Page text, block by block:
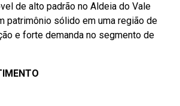
de alto padrão no Aldeia do Vale
patrimônio sólido em uma região de
e forte demanda no segmento de